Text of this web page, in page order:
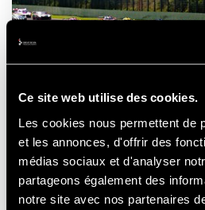
Ce site web utilise des cookies.
Les cookies nous permettent de
et les annonces, d'offrir des
médias sociaux et d'analyser
partageons également des
notre site avec nos partenaires
ELMS - 4
-
21-22-23AUGUST
2026